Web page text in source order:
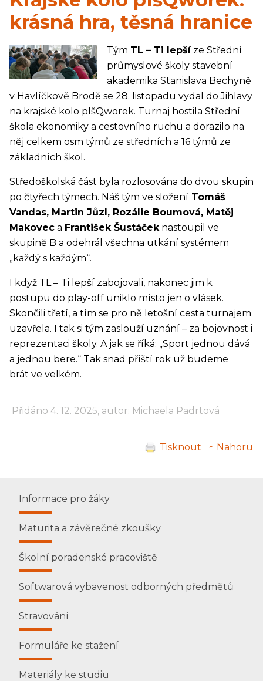
krásná hra, těsná hranice
Tým TL – Ti lepšíze Střední
průmyslové školy stavební
akademika Stanislava Bechyně
v Havlíčkově Brodě se 28. listopadu vydal do Jihlavy
na krajské kolo pIšQworek. Turnaj hostila Střední
škola ekonomiky a cestovního ruchu a dorazilo na
něj celkem osm týmů ze středních a 16 týmů ze
základních škol.
Středoškolská část byla rozlosována do dvou skupin
po čtyřech týmech. Náš tým ve složení Tomáš
Vandas, Martin Jůzl, Rozálie Boumová, Matěj
Makovec a František Šustáček nastoupil ve
skupině B a odehrál všechna utkání systémem
„každý s každým“.
I když TL – Ti lepší zabojovali, nakonec jim k
postupu do play-off uniklo místo jen o vlásek.
Skončili třetí, a tím se pro ně letošní cesta turnajem
uzavřela. I tak si tým zaslouží uznání – za bojovnost i
reprezentaci školy. A jak se říká: „Sport jednou dává
a jednou bere.“ Tak snad příští rok už budeme
brát ve velkém.
Přidáno 4. 12. 2025, autor: Michaela Padrtová
Tisknout ↑ Nahoru
Informace pro žáky
Maturita a závěrečné zkoušky
Školní poradenské pracoviště
Softwarová vybavenost odborných předmětů
Stravování
Formuláře ke stažení
Materiály ke studiu